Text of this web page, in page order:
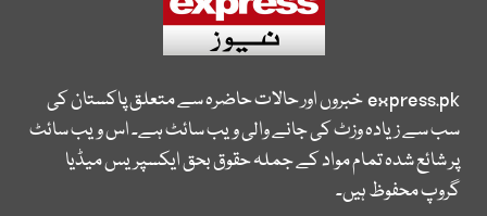
express.pkخبروں اور حالات حاضرہ سے متعلق پاکستان کی
سب سے زیادہ وزٹ کی جانے والی ویب سائٹ ہے۔ اس ویب سائٹ
پر شائع شدہ تمام مواد کے جملہ حقوق بحق ایکسپریس میڈیا
گروپ محفوظ ہیں۔